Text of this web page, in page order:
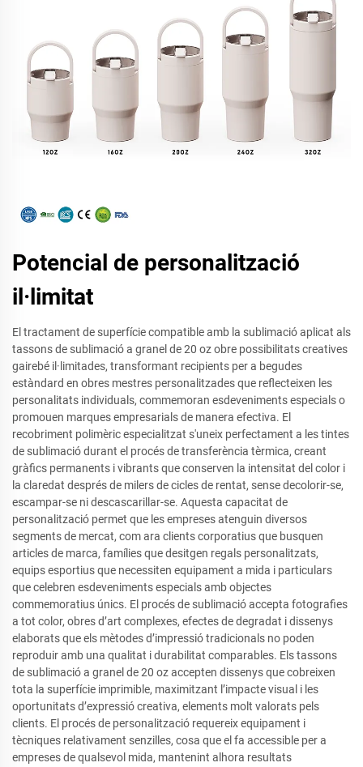
Potencial de personalització
il·limitat
El tractament de superfície compatible amb la sublimació aplicat als
tassons de sublimació a granel de 20 oz obre possibilitats creatives
gairebé il·limitades, transformant recipients per a begudes
estàndard en obres mestres personalitzades que reflecteixen les
personalitats individuals, commemoran esdeveniments especials o
promouen marques empresarials de manera efectiva. El
recobriment polimèric especialitzat s'uneix perfectament a les tintes
de sublimació durant el procés de transferència tèrmica, creant
gràfics permanents i vibrants que conserven la intensitat del color i
la claredat després de milers de cicles de rentat, sense decolorir-se,
escampar-se ni descascarillar-se. Aquesta capacitat de
personalització permet que les empreses atenguin diversos
segments de mercat, com ara clients corporatius que busquen
articles de marca, famílies que desitgen regals personalitzats,
equips esportius que necessiten equipament a mida i particulars
que celebren esdeveniments especials amb objectes
commemoratius únics. El procés de sublimació accepta fotografies
a tot color, obres d’art complexes, efectes de degradat i dissenys
elaborats que els mètodes d’impressió tradicionals no poden
reproduir amb una qualitat i durabilitat comparables. Els tassons
de sublimació a granel de 20 oz accepten dissenys que cobreixen
tota la superfície imprimible, maximitzant l’impacte visual i les
oportunitats d’expressió creativa, elements molt valorats pels
clients. El procés de personalització requereix equipament i
tècniques relativament senzilles, cosa que el fa accessible per a
empreses de qualsevol mida, mantenint alhora resultats